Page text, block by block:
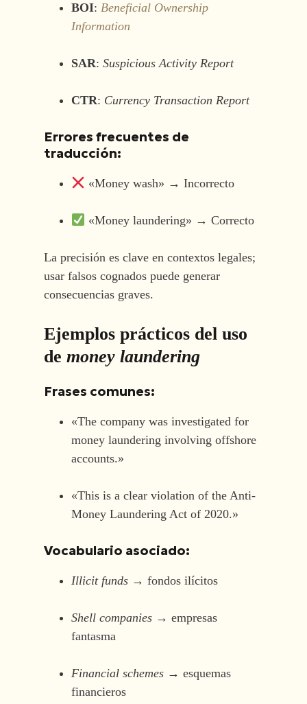
BOI: Beneficial Ownership
Information
SAR: Suspicious Activity Report
CTR: Currency Transaction Report
Errores frecuentes de
traducción:
«Money wash» → Incorrecto
«Money laundering» → Correcto
La precisión es clave en contextos legales;
usar falsos cognados puede generar
consecuencias graves.
Ejemplos prácticos del uso
de money laundering
Frases comunes:
«The company was investigated for
money laundering involving offshore
accounts.»
«This is a clear violation of the Anti-
Money Laundering Act of 2020.»
Vocabulario asociado:
Illicit funds→ fondos ilícitos
Shell companies→ empresas
fantasma
Financial schemes→ esquemas
financieros